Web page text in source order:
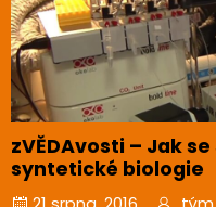
zVĚDAvosti – Jak
syntetické biologie